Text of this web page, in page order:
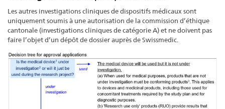
Les autres investigations cliniques de dispositifs médicaux sont
uniquement soumis à une autorisation de la commission d’éthique
cantonale (investigations cliniques de catégorie A) et ne doivent pas
faire l’objet d’un dépôt de dossier auprès de Swissmedic.